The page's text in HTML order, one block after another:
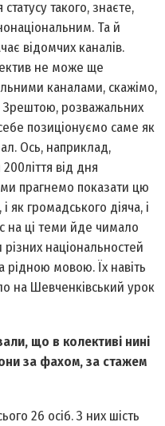
такого, знаєте,
Та й
відомчих каналів.
не може ще
каналами, скажімо,
Зрештою, розважальних
позиціонуємо саме як
Ось, наприклад,
від дня
прагнемо показати цю
як громадського діяча, і
на ці теми йде чимало
національностей
мовою. Їх навіть
на Шевченківський урок
що в колективі нині
за фахом, за стажем
26 осіб. З них шість